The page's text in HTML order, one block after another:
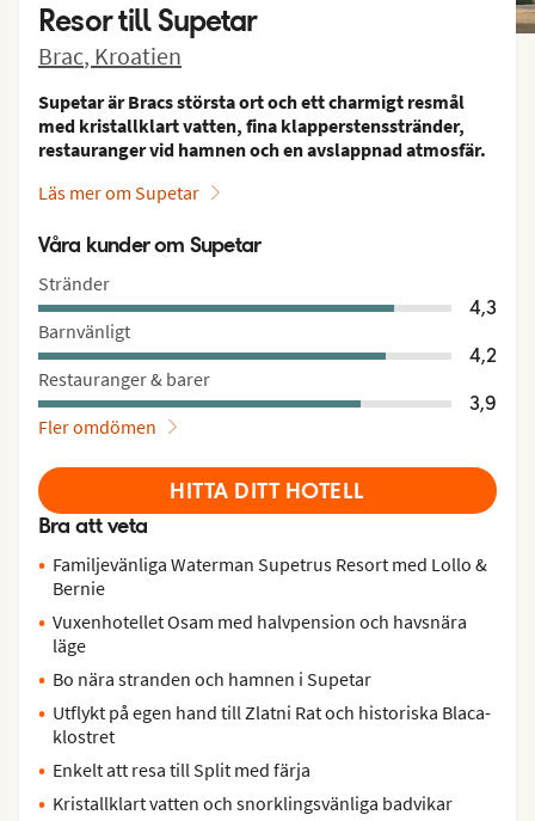
Resor till Supetar
Brac, Kroatien
Supetar är Bracs största ort och ett charmigt resmål
med kristallklart vatten, fina klapperstensstränder,
restauranger vid hamnen och en avslappnad atmosfär.
Läs mer om Supetar
Våra kunder om Supetar
Stränder
4,3
Barnvänligt
4,2
Restauranger & barer
3,9
Fler omdömen
HITTA DITT HOTELL
Bra att veta
Familjevänliga Waterman Supetrus Resort med Lollo &
Bernie
Vuxenhotellet Osam med halvpension och havsnära
läge
Bo nära stranden och hamnen i Supetar
Utflykt på egen hand till Zlatni Rat och historiska Blaca-
klostret
Enkelt att resa till Split med färja
Kristallklart vatten och snorklingsvänliga badvikar